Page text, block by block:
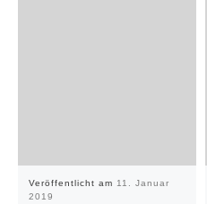
Veröffentlicht am 11. Januar
2019